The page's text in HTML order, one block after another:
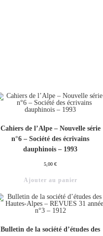
Cahiers de l’Alpe – Nouvelle série
n°6 – Société des écrivains
dauphinois – 1993
5,00 €
Ajouter au panier
Bulletin de la société d’études des